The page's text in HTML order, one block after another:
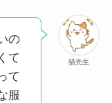
猫先生
の
て
て
服